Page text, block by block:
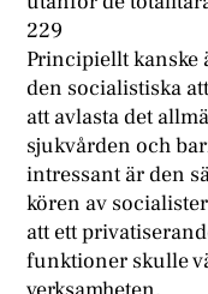
229
Principiellt kanske
den socialistiska
att avlasta det
sjukvården och
intressant är den
kören av
att ett
funktioner skulle